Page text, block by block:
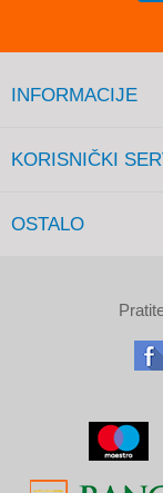
INFORMACIJE
KORISNIČKI
OSTALO